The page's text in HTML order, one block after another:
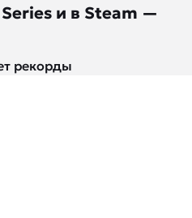
и в Steam —
рекорды